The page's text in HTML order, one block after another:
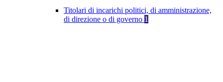
Titolari di incarichi politici, di amministrazione,
di direzione o di governo 1